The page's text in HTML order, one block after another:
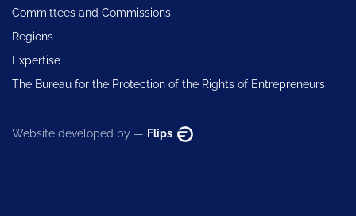
Committees and Commissions
Regions
Expertise
The Bureau for the Protection of the Rights of Entrepreneurs
Website developed by — Flips